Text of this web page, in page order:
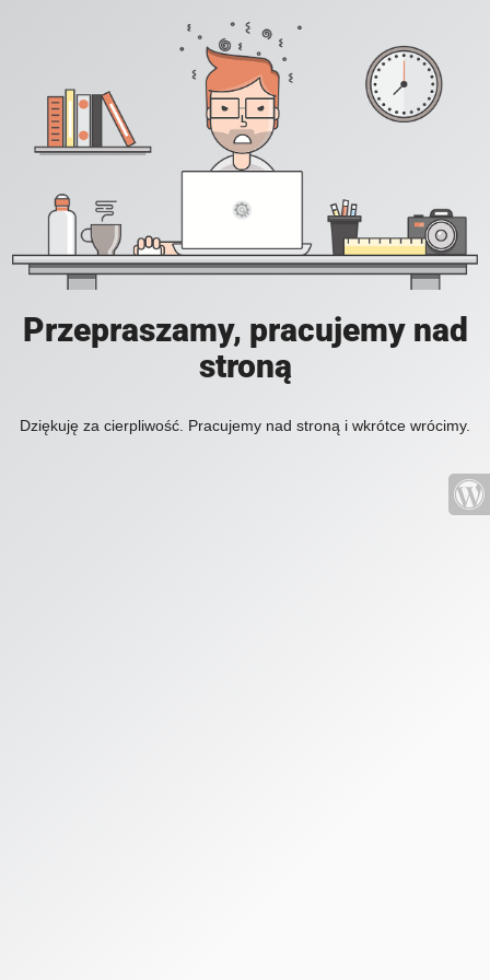
Przepraszamy, pracujemy nad
stroną
Dziękuję za cierpliwość. Pracujemy nad stroną i wkrótce wrócimy.